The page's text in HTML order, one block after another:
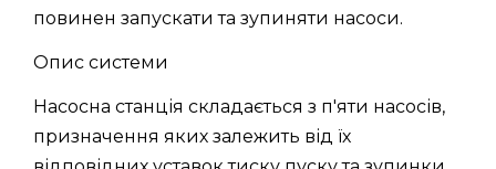
повинен запускати та зупиняти насоси.
Опис системи
Насосна станція складається з п'яти насосів,
призначення яких залежить від їх